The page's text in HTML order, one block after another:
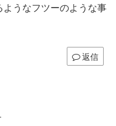
うなフツーのような事
返信